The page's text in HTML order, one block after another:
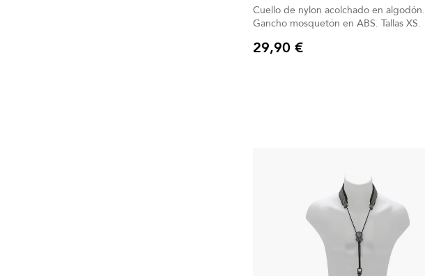
Cuello de nylon acolchado en algodón.
Gancho mosquetón en ABS. Tallas XS.
Precio
29,90 €